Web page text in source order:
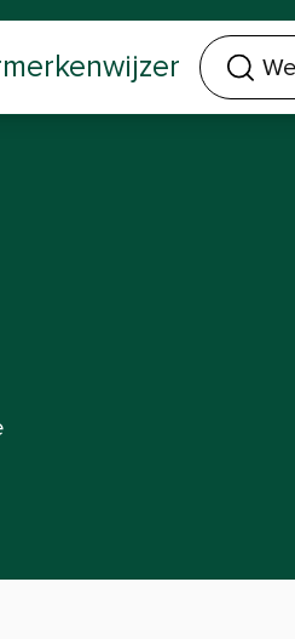
Welk keurmerk of product zoek je?